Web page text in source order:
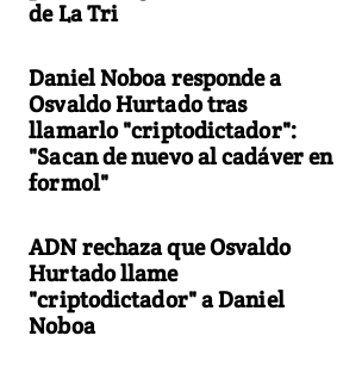
de La Tri
Daniel Noboa responde a
Osvaldo Hurtado tras
llamarlo "criptodictador":
"Sacan de nuevo al cadáver en
formol"
ADN rechaza que Osvaldo
Hurtado llame
"criptodictador" a Daniel
Noboa